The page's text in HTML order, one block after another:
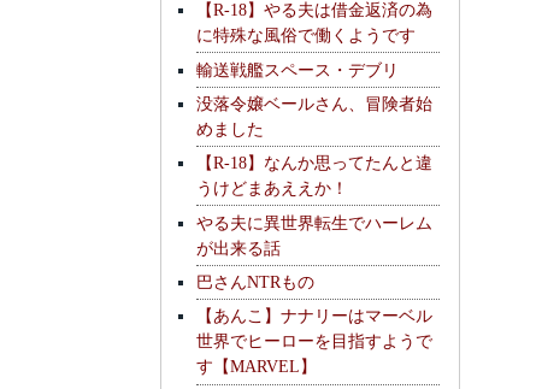
【R-18】やる夫は借金返済の為
に特殊な風俗で働くようです
輸送戦艦スペース・デブリ
没落令嬢ベールさん、冒険者始
めました
【R-18】なんか思ってたんと違
うけどまあええか！
やる夫に異世界転生でハーレム
が出来る話
巴さんNTRもの
【あんこ】ナナリーはマーベル
世界でヒーローを目指すようで
す【MARVEL】